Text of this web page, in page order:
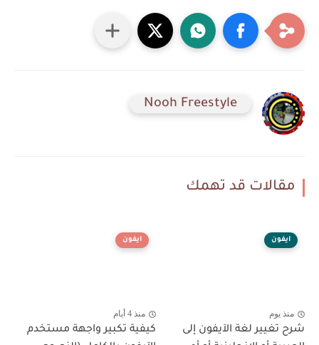
Nooh Freestyle
مقالات قد تهمك
ايفون
منذ يوم
شرح تغيير لغة الآيفون إلى
ايفون
منذ 4 أيام
كيفية تكبير واجهة مستخدم